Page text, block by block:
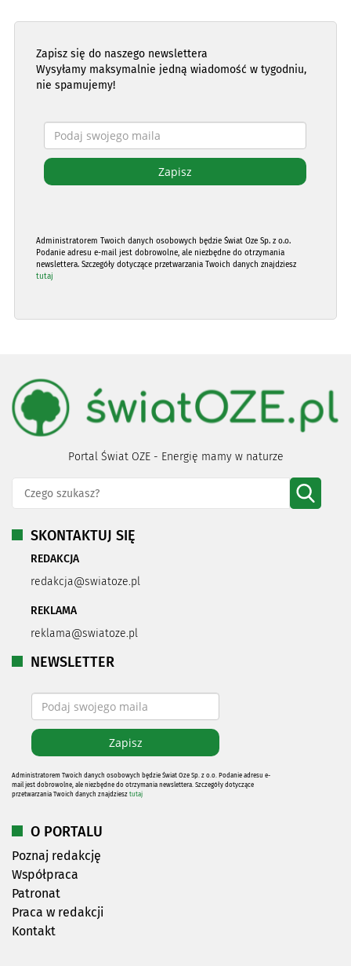
Zapisz się do naszego newslettera
Wysyłamy maksymalnie jedną wiadomość w tygodniu,
nie spamujemy!
Administratorem Twoich danych osobowych będzie Świat Oze Sp. z o.o.
Podanie adresu e-mail jest dobrowolne, ale niezbędne do otrzymania
newslettera. Szczegóły dotyczące przetwarzania Twoich danych znajdziesz
tutaj
Portal Świat OZE - Energię mamy w naturze
SKONTAKTUJ SIĘ
REDAKCJA
redakcja@swiatoze.pl
REKLAMA
reklama@swiatoze.pl
NEWSLETTER
Administratorem Twoich danych osobowych będzie Świat Oze Sp. z o.o. Podanie adresu e-
mail jest dobrowolne, ale niezbędne do otrzymania newslettera. Szczegóły dotyczące
przetwarzania Twoich danych znajdziesz tutaj
O PORTALU
Poznaj redakcję
Współpraca
Patronat
Praca w redakcji
Kontakt